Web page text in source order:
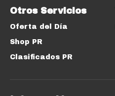
Otros Servicios
Oferta del Día
Shop PR
Clasificados PR